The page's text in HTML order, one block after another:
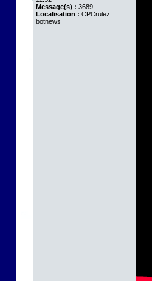
Message(s) : 3689
Localisation : CPCrulez
botnews